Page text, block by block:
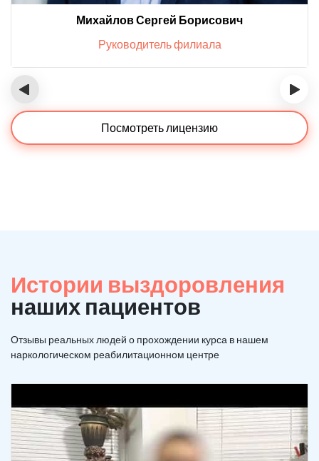
Михайлов Сергей Борисович
Руководитель филиала
‹ ›
Посмотреть лицензию
Истории выздоровления
наших пациентов
Отзывы реальных людей о прохождении курса в нашем
наркологическом реабилитационном центре